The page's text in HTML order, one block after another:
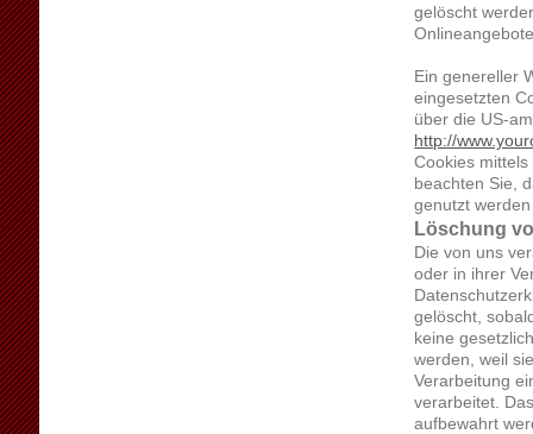
gelöscht
Ein genereller
eingesetzten
über die US-
http://
Cookies
beachten Sie,
genutzt
Löschung
Die von uns
oder in ihrer
gelöscht,
keine
werden, weil
Verarbeitung
verarbeitet.
aufbewahrt